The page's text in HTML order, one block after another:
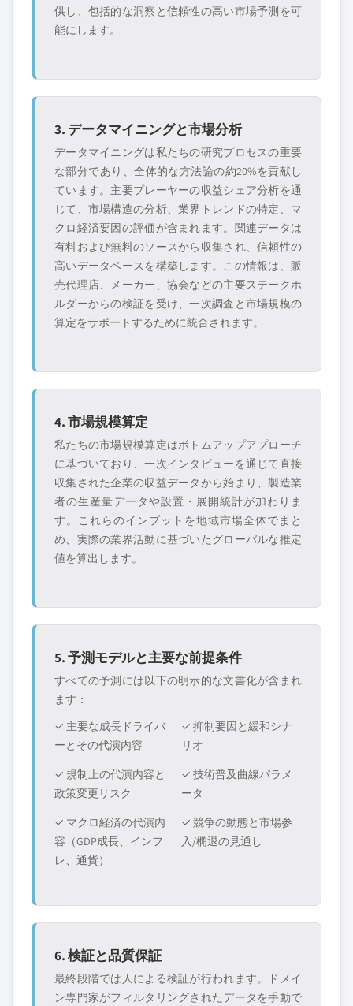
供し、包括的な洞察と信頼性の高い市場予測を可
能にします。
3. データマイニングと市場分析
データマイニングは私たちの研究プロセスの重要
な部分であり、全体的な方法論の約20%を貢献し
ています。主要プレーヤーの収益シェア分析を通
じて、市場構造の分析、業界トレンドの特定、マ
クロ経済要因の評価が含まれます。関連データは
有料および無料のソースから収集され、信頼性の
高いデータベースを構築します。この情報は、販
売代理店、メーカー、協会などの主要ステークホ
ルダーからの検証を受け、一次調査と市場規模の
算定をサポートするために統合されます。
4. 市場規模算定
私たちの市場規模算定はボトムアップアプローチ
に基づいており、一次インタビューを通じて直接
収集された企業の収益データから始まり、製造業
者の生産量データや設置・展開統計が加わりま
す。これらのインプットを地域市場全体でまと
め、実際の業界活動に基づいたグローバルな推定
値を算出します。
5. 予測モデルと主要な前提条件
すべての予測には以下の明示的な文書化が含まれ
ます：
✓ 主要な成長ドライバ
ーとその代演内容
✓ 抑制要因と緩和シナ
リオ
✓ 規制上の代演内容と
政策変更リスク
✓ 技術普及曲線パラメ
ータ
✓ マクロ経済の代演内
容（GDP成長、インフ
レ、通貨）
✓ 競争の動態と市場参
入/椭退の見通し
6. 検証と品質保証
最終段階では人による検証が行われます。ドメイ
ン専門家がフィルタリングされたデータを手動で